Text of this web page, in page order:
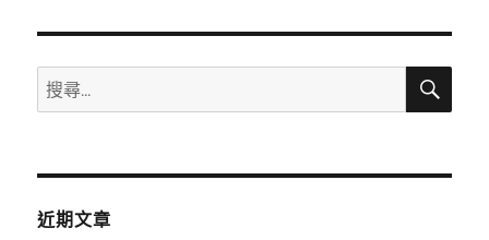
搜
尋
鍵
搜
近期文章